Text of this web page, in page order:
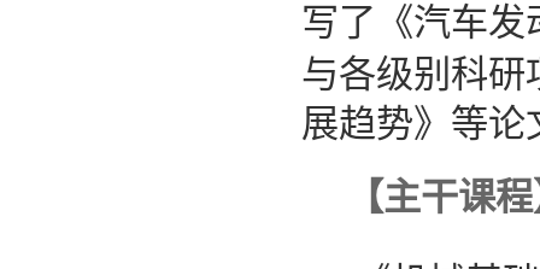
写了《汽车发
与各级别科研
展趋势》等论
【主干课